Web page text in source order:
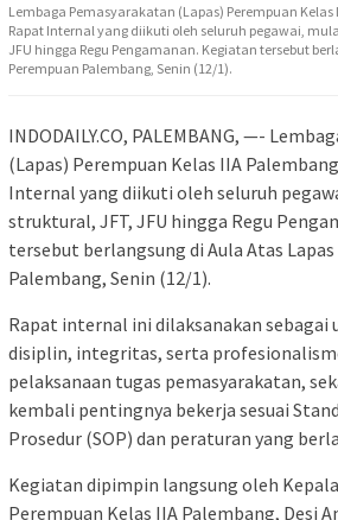
Lembaga Pemasyarakatan (Lapas) Perempuan Kelas
Rapat Internal yang diikuti oleh seluruh pegawai,
JFU hingga Regu Pengamanan. Kegiatan tersebut
Perempuan Palembang, Senin (12/1).
INDODAILY.CO, PALEMBANG, —-
(Lapas) Perempuan Kelas IIA
Internal yang diikuti oleh seluruh
struktural, JFT, JFU hingga Regu
tersebut berlangsung di Aula Atas
Palembang, Senin (12/1).
Rapat internal ini dilaksanakan sebagai
disiplin, integritas, serta
pelaksanaan tugas pemasyarakatan,
kembali pentingnya bekerja sesuai
Prosedur (SOP) dan peraturan yang
Kegiatan dipimpin langsung oleh
Perempuan Kelas IIA Palembang, Desi